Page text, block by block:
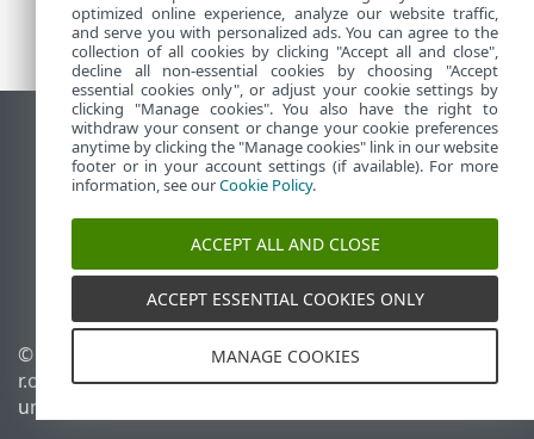
Tampilkan situs desktop
End of Life
ESET Knowledgebase
Forum ESET
ESET Status Portal
Dukungan regional
© 1992 - 2026 ESET, spol. s
r.o. - Hak cipta dilindungi
undang-undang.
Kebijakan cookie
optimized online experience, analyze our website traffic,
and serve you with personalized ads. You can agree to the
collection of all cookies by clicking "Accept all and close",
decline all non-essential cookies by choosing "Accept
essential cookies only", or adjust your cookie settings by
clicking "Manage cookies". You also have the right to
withdraw your consent or change your cookie preferences
anytime by clicking the "Manage cookies" link in our website
footer or in your account settings (if available). For more
information, see ourCookie Policy.
ACCEPT ALL AND CLOSE
ACCEPT ESSENTIAL COOKIES ONLY
MANAGE COOKIES